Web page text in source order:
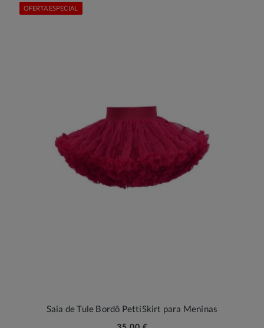
Saia de Tule Bordô PettiSkirt para Meninas
OFERTA ESPECIAL